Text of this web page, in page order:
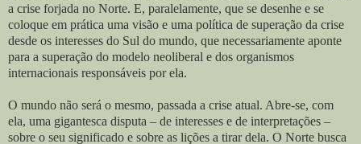
a crise forjada no Norte. E, paralelamente, que se desenhe e se
coloque em prática uma visão e uma política de superação da crise
desde os interesses do Sul do mundo, que necessariamente aponte
para a superação do modelo neoliberal e dos organismos
internacionais responsáveis por ela.
O mundo não será o mesmo, passada a crise atual. Abre-se, com
ela, uma gigantesca disputa – de interesses e de interpretações –
sobre o seu significado e sobre as lições a tirar dela. O Norte busca